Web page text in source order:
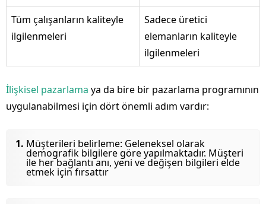
Tüm çalışanların kaliteyle
ilgilenmeleri
Sadece üretici
elemanların kaliteyle
ilgilenmeleri
İlişkisel pazarlama ya da bire bir pazarlama programının
uygulanabilmesi için dört önemli adım vardır:
Müşterileri belirleme: Geleneksel olarak
demografik bilgilere göre yapılmaktadır. Müşteri
ile her bağlantı anı, yeni ve değişen bilgileri elde
etmek için fırsattır